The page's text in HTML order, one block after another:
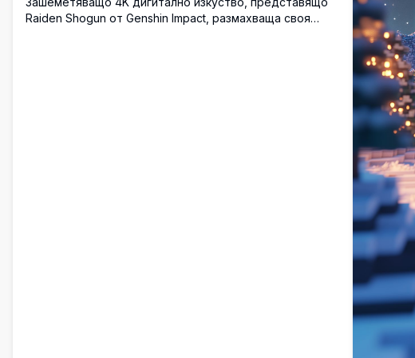
Raiden Shogun от Genshin Impact, размахваща своя